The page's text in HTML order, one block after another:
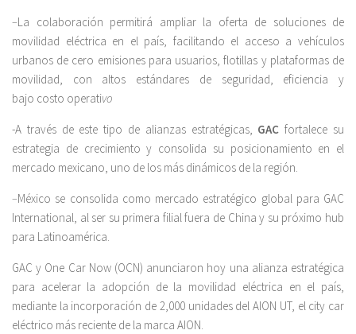
–La colaboración permitirá ampliar la oferta de soluciones de
movilidad eléctrica en el país, facilitando el acceso a vehículos
urbanos de cero emisiones para usuarios, flotillas y plataformas de
movilidad, con altos estándares de seguridad, eficiencia y
bajo costo operativo
-A través de este tipo de alianzas estratégicas, GAC fortalece su
estrategia de crecimiento y consolida su posicionamiento en el
mercado mexicano, uno de los más dinámicos de la región.
–México se consolida como mercado estratégico global para GAC
International, al ser su primera filial fuera de China y su próximo hub
para Latinoamérica.
GAC y One Car Now (OCN) anunciaron hoy una alianza estratégica
para acelerar la adopción de la movilidad eléctrica en el país,
mediante la incorporación de 2,000 unidades del AION UT, el city car
eléctrico más reciente de la marca AION.